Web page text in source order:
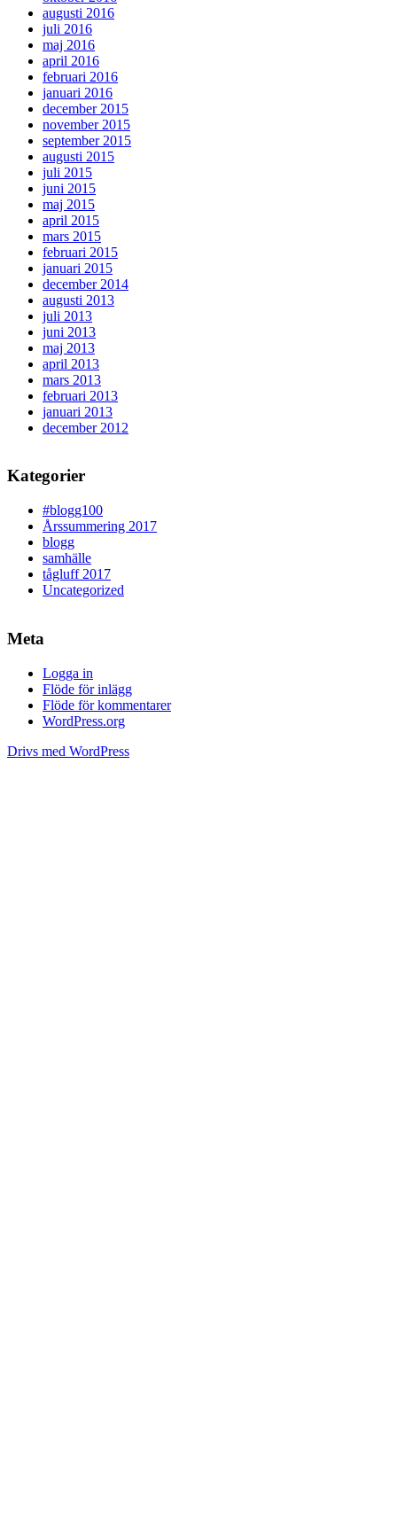
augusti 2016
juli 2016
maj 2016
april 2016
februari 2016
januari 2016
december 2015
november 2015
september 2015
augusti 2015
juli 2015
juni 2015
maj 2015
april 2015
mars 2015
februari 2015
januari 2015
december 2014
augusti 2013
juli 2013
juni 2013
maj 2013
april 2013
mars 2013
februari 2013
januari 2013
december 2012
Kategorier
#blogg100
Årssummering 2017
blogg
samhälle
tågluff 2017
Uncategorized
Meta
Logga in
Flöde för inlägg
Flöde för kommentarer
WordPress.org
Drivs med WordPress